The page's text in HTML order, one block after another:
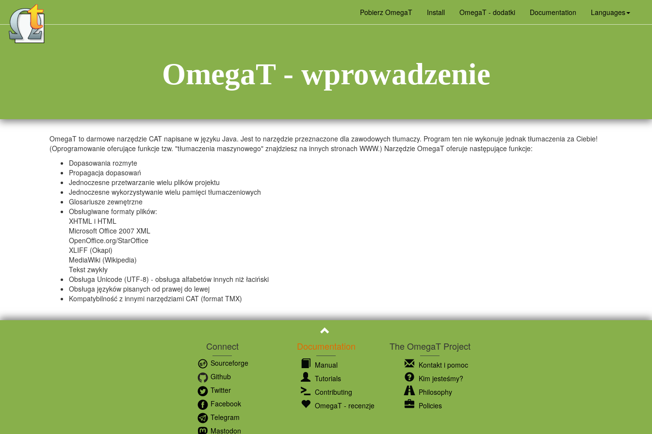
Pobierz OmegaT Install OmegaT - dodatki Documentation Languages
OmegaT - wprowadzenie
OmegaT to darmowe narzędzie CAT napisane w języku Java. Jest to narzędzie przeznaczone dla zawodowych tłumaczy. Program ten nie wykonuje jednak tłumaczenia za Ciebie!
(Oprogramowanie oferujące funkcje tzw. "tłumaczenia maszynowego" znajdziesz na innych stronach WWW.) Narzędzie OmegaT oferuje następujące funkcje:
Dopasowania rozmyte
Propagacja dopasowań
Jednoczesne przetwarzanie wielu plików projektu
Jednoczesne wykorzystywanie wielu pamięci tłumaczeniowych
Glosariusze zewnętrzne
Obsługiwane formaty plików:
XHTML i HTML
Microsoft Office 2007 XML
OpenOffice.org/StarOffice
XLIFF (Okapi)
MediaWiki (Wikipedia)
Tekst zwykły
Obsługa Unicode (UTF-8) - obsługa alfabetów innych niż łaciński
Obsługa języków pisanych od prawej do lewej
Kompatybilność z innymi narzędziami CAT (format TMX)
Connect
Sourceforge
Github
Twitter
Facebook
Telegram
Mastodon
Documentation
Manual
Tutorials
Contributing
OmegaT - recenzje
The OmegaT Project
Kontakt i pomoc
Kim jesteśmy?
Philosophy
Policies